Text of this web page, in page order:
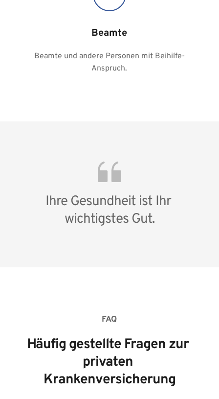
Beamte
Beamte und andere Personen mit Beihilfe-
Anspruch.
Ihre Gesundheit ist Ihr
wichtigstes Gut.
FAQ
Häufig gestellte Fragen zur
privaten
Krankenversicherung